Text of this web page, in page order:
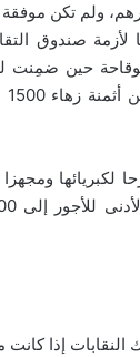
الأجير المتقاعد من 100 درهم
تطويقا لأزمة
الحكومة في غاية
إذا كانت